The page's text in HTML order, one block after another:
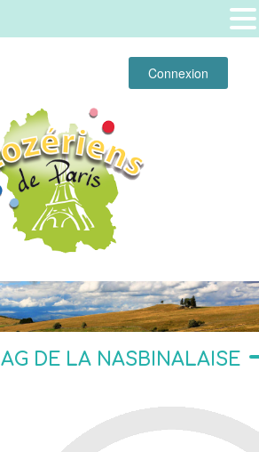
Connexion
DE LA NASBINALAISE